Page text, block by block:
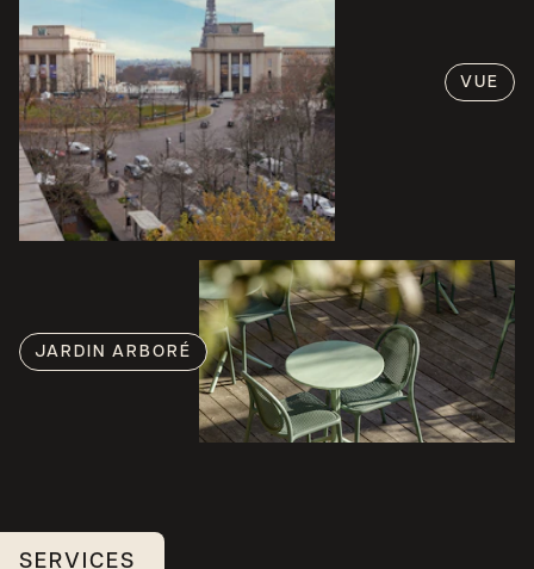
VUE
JARDIN ARBORÉ
SERVICES